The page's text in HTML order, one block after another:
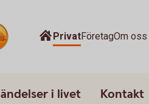
PrivatFöretagOm oss
i livet Kontakt